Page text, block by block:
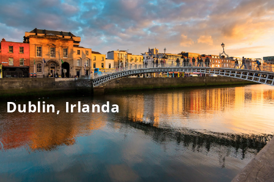
Dublin, Irlanda